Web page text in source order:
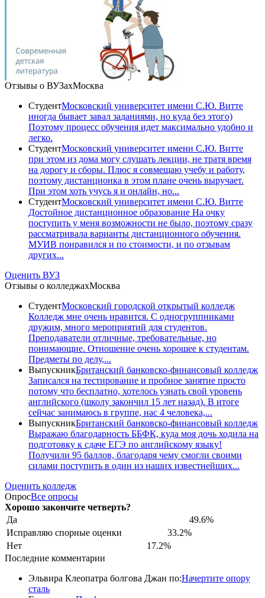
Отзывы о ВУЗахМосква
СтудентМосковский университет имени С.Ю. Витте
иногда бывает завал заданиями, но куда без этого)
Поэтому процесс обучения идет максимально удобно и
легко.
СтудентМосковский университет имени С.Ю. Витте
при этом из дома могу слушать лекции, не тратя время
на дорогу и сборы. Плюс я совмещаю учебу и работу,
поэтому дистанционка в этом плане очень выручает.
При этом хоть учусь я и онлайн, но...
СтудентМосковский университет имени С.Ю. Витте
Достойное дистанционное образование На очку
поступить у меня возможности не было, поэтому сразу
рассматривала варианты дистанционного обучения.
МУИВ понравился и по стоимости, и по отзывам
других...
Оценить ВУЗ
Отзывы о колледжахМосква
СтудентМосковский городской открытый колледж
Колледж мне очень нравится. С одногруппниками
дружим, много мероприятий для студентов.
Преподаватели отличные, требовательные, но
понимающие. Отношение очень хорошее к студентам.
Предметы по делу,...
ВыпускникБританский банковско-финансовый колледж
Записался на тестирование и пробное занятие просто
потому что бесплатно, хотелось узнать свой уровень
английского (школу закончил 15 лет назад). В итоге
сейчас занимаюсь в группе, нас 4 человека,...
ВыпускникБританский банковско-финансовый колледж
Выражаю благодарность ББФК, куда моя дочь ходила на
подготовку к сдаче ЕГЭ по английскому языку!
Получили 95 баллов, благодаря чему смогли своими
силами поступить в один из наших известнейших...
Оценить колледж
ОпросВсе опросы
Хорошо закончите четверть?
Да
49.6%
Исправляю спорные оценки
33.2%
Нет
17.2%
Последние комментарии
Эльвира Клеопатра болгова Джан по:Начертите опору
сталь